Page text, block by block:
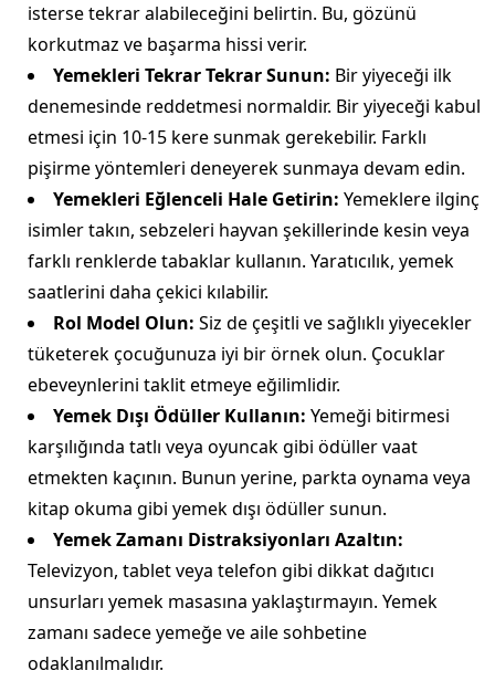
isterse tekrar alabileceğini belirtin. Bu, gözünü
korkutmaz ve başarma hissi verir.
Yemekleri Tekrar Tekrar Sunun: Bir yiyeceği ilk
denemesinde reddetmesi normaldir. Bir yiyeceği kabul
etmesi için 10-15 kere sunmak gerekebilir. Farklı
pişirme yöntemleri deneyerek sunmaya devam edin.
Yemekleri Eğlenceli Hale Getirin: Yemeklere ilginç
isimler takın, sebzeleri hayvan şekillerinde kesin veya
farklı renklerde tabaklar kullanın. Yaratıcılık, yemek
saatlerini daha çekici kılabilir.
Rol Model Olun: Siz de çeşitli ve sağlıklı yiyecekler
tüketerek çocuğunuza iyi bir örnek olun. Çocuklar
ebeveynlerini taklit etmeye eğilimlidir.
Yemek Dışı Ödüller Kullanın: Yemeği bitirmesi
karşılığında tatlı veya oyuncak gibi ödüller vaat
etmekten kaçının. Bunun yerine, parkta oynama veya
kitap okuma gibi yemek dışı ödüller sunun.
Yemek Zamanı Distraksiyonları Azaltın:
Televizyon, tablet veya telefon gibi dikkat dağıtıcı
unsurları yemek masasına yaklaştırmayın. Yemek
zamanı sadece yemeğe ve aile sohbetine
odaklanılmalıdır.